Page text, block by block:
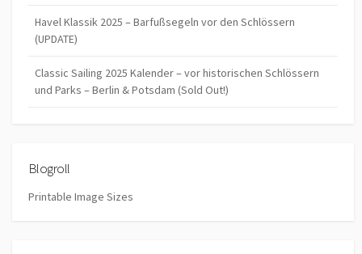
Havel Klassik 2025 – Barfußsegeln vor den Schlössern
(UPDATE)
Classic Sailing 2025 Kalender – vor historischen Schlössern
und Parks – Berlin & Potsdam (Sold Out!)
Blogroll
Printable Image Sizes